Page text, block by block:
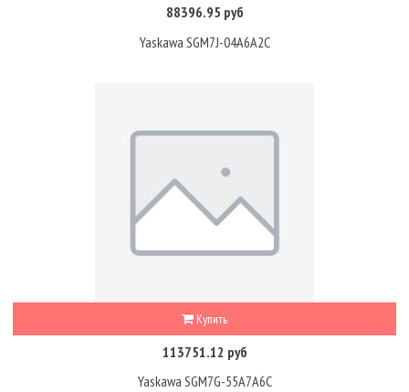
88396.95 руб
Yaskawa SGM7J-04A6A2C
Купить
113751.12 руб
Yaskawa SGM7G-55A7A6C